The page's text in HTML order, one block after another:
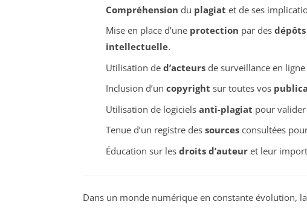
Compréhension du plagiat et de ses
Mise en place d’une protection par des dépôts
intellectuelle.
Utilisation de d’acteursde surveillance en
Inclusion d’un copyright sur toutes vos
Utilisation de logiciels anti-plagiat pour
Tenue d’un registre des sourcesconsultées
Éducation sur les droits d’auteuret leur
Dans un monde numérique en constante évolution,